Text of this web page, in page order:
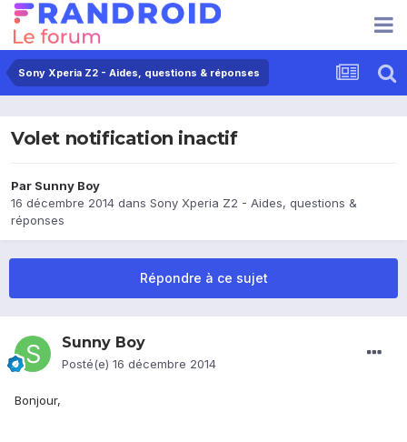
Sony Xperia Z2 - Aides, questions & réponses
Volet notification inactif
Par Sunny Boy
16 décembre 2014 dans Sony Xperia Z2 - Aides, questions &
réponses
Répondre à ce sujet
Sunny Boy
Posté(e) 16 décembre 2014
Bonjour,